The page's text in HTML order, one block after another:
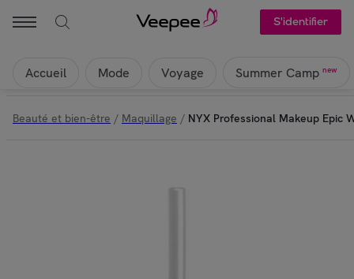
S'identifier
Accueil Mode Voyage Summer Camp new
Beauté et bien-être / Maquillage / NYX Professional Makeup Epic